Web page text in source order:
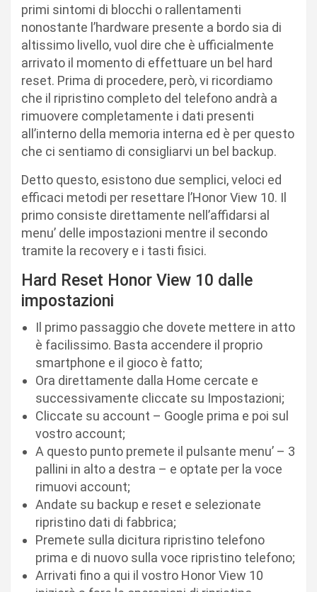
primi sintomi di blocchi o rallentamenti
nonostante l’hardware presente a bordo sia di
altissimo livello, vuol dire che è ufficialmente
arrivato il momento di effettuare un bel hard
reset. Prima di procedere, però, vi ricordiamo
che il ripristino completo del telefono andrà a
rimuovere completamente i dati presenti
all’interno della memoria interna ed è per questo
che ci sentiamo di consigliarvi un bel backup.
Detto questo, esistono due semplici, veloci ed
efficaci metodi per resettare l’Honor View 10. Il
primo consiste direttamente nell’affidarsi al
menu’ delle impostazioni mentre il secondo
tramite la recovery e i tasti fisici.
Hard Reset Honor View 10 dalle
impostazioni
Il primo passaggio che dovete mettere in atto
è facilissimo. Basta accendere il proprio
smartphone e il gioco è fatto;
Ora direttamente dalla Home cercate e
successivamente cliccate su Impostazioni;
Cliccate su account – Google prima e poi sul
vostro account;
A questo punto premete il pulsante menu’ – 3
pallini in alto a destra – e optate per la voce
rimuovi account;
Andate su backup e reset e selezionate
ripristino dati di fabbrica;
Premete sulla dicitura ripristino telefono
prima e di nuovo sulla voce ripristino telefono;
Arrivati fino a qui il vostro Honor View 10